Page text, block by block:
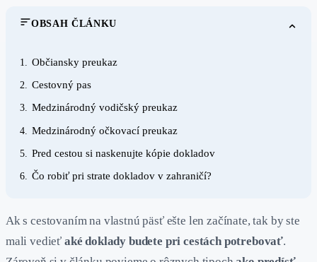
OBSAH ČLÁNKU
1. Občiansky preukaz
2. Cestovný pas
3. Medzinárodný vodičský preukaz
4. Medzinárodný očkovací preukaz
5. Pred cestou si naskenujte kópie dokladov
6. Čo robiť pri strate dokladov v zahraničí?
Ak s cestovaním na vlastnú päsť ešte len začínate, tak by ste
mali vedieť aké doklady budete pri cestách potrebovať.